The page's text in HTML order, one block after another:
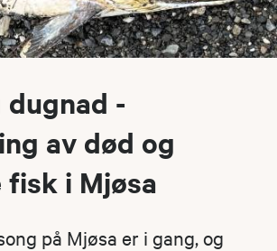
-
av død og
fisk i Mjøsa
på Mjøsa er i gang, og